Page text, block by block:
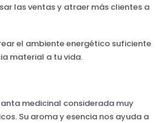
las ventas y atraer más clientes a
el ambiente energético suficiente
material a tu vida.
medicinal considerada muy
Su aroma y esencia nos ayuda a